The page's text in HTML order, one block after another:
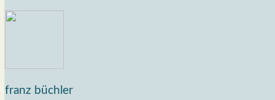
franz büchler